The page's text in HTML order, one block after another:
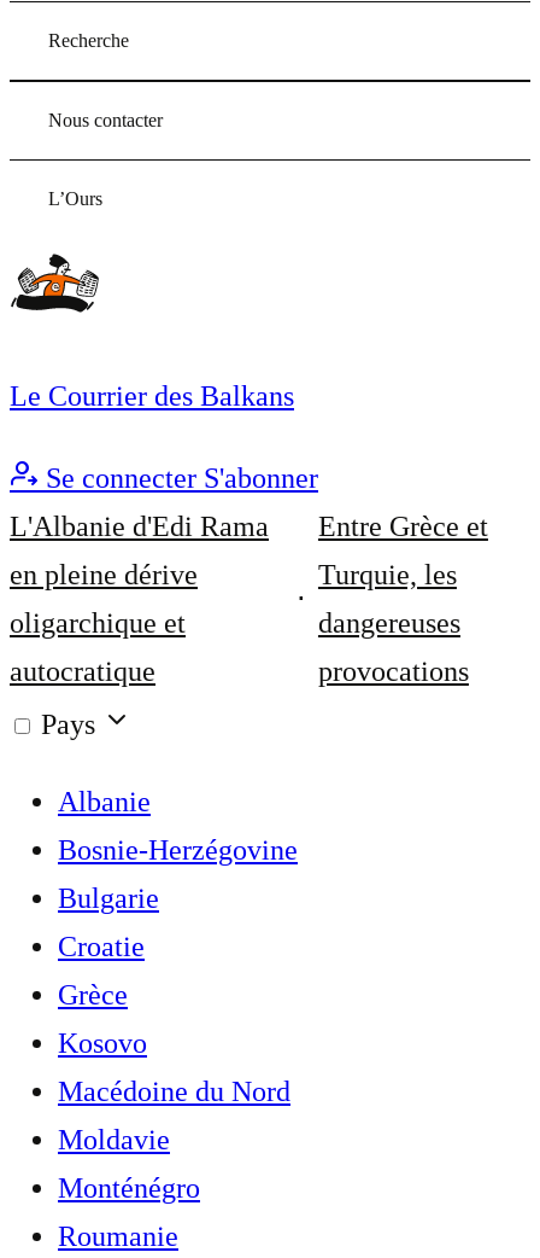
Recherche
Nous contacter
L’Ours
Le Courrier des Balkans
Se connecter S'abonner
L'Albanie d'Edi Rama
en pleine dérive
oligarchique et
autocratique
Entre Grèce et
Turquie, les
dangereuses
provocations
Pays
Albanie
Bosnie-Herzégovine
Bulgarie
Croatie
Grèce
Kosovo
Macédoine du Nord
Moldavie
Monténégro
Roumanie